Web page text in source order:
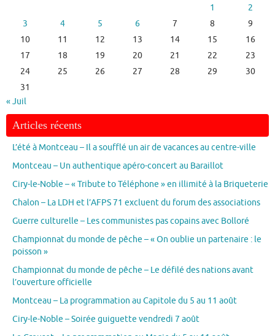
1
2
3
4 5 6 7 8
9
10
11 12 13 14 15
16
17
18 19 20 21 22
23
24
25 26 27 28 29
30
31
« Juil
Articles récents
L’été à Montceau – Il a soufflé un air de vacances au centre-ville
Montceau – Un authentique apéro-concert au Baraillot
Ciry-le-Noble – « Tribute to Téléphone » en illimité à la Briqueterie
Chalon – La LDH et l’AFPS 71 excluent du forum des associations
Guerre culturelle – Les communistes pas copains avec Bolloré
Championnat du monde de pêche – « On oublie un partenaire : le
poisson »
Championnat du monde de pêche – Le défilé des nations avant
l’ouverture officielle
Montceau – La programmation au Capitole du 5 au 11 août
Ciry-le-Noble – Soirée guiguette vendredi 7 août